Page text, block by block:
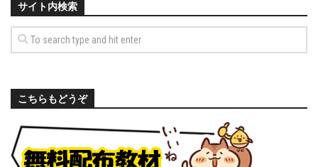
サイト内検索
こちらもどうぞ